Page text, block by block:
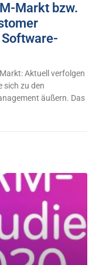
Markt bzw.
Aktuell verfolgen
sich zu den
äußern. Das